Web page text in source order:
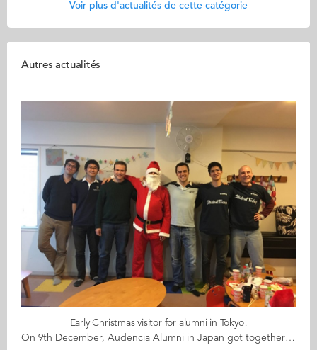
Voir plus d'actualités de cette catégorie
Autres actualités
Early Christmas visitor for alumni in Tokyo!
On 9th December, Audencia Alumni in Japan got together at the Oyako Cafe Hokkuru in Asagaya for their traditional Christmas party. Santa began his rounds early and visited the gathering of alumni with gifts for children and adults alike. Audencia t-shirts and boxes of LU biscuits “made in Nantes” topped the list. Thank you everyone for coming all the way to Asagaya to enjoy a very nice Christmas party!